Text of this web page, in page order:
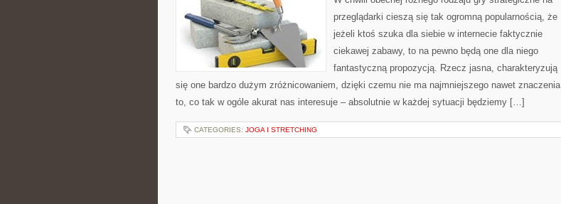
przeglądarki cieszą się tak ogromną popularnością, że
jeżeli ktoś szuka dla siebie w internecie faktycznie
ciekawej zabawy, to na pewno będą one dla niego
fantastyczną propozycją. Rzecz jasna, charakteryzują
się one bardzo dużym zróżnicowaniem, dzięki czemu nie ma najmniejszego nawet znaczenia
to, co tak w ogóle akurat nas interesuje – absolutnie w każdej sytuacji będziemy […]
CATEGORIES: JOGA I STRETCHING